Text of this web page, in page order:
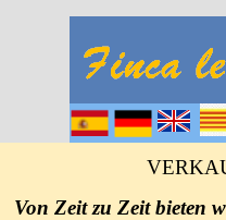
Von Zeit zu Zeit bieten